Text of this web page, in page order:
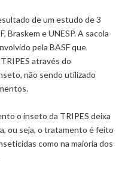
de um estudo de 3
Braskem e UNESP. A sacola
pela BASF que
através do
não sendo utilizado
o inseto da TRIPES deixa
ou seja, o tratamento é feito
como na maioria dos